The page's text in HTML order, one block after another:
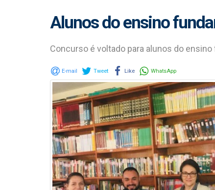
Alunos do ensino
Concurso é voltado para alunos do
E-mail Tweet Like WhatsApp